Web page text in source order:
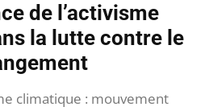
de l’activisme
la lutte contre le
climatique : mouvement